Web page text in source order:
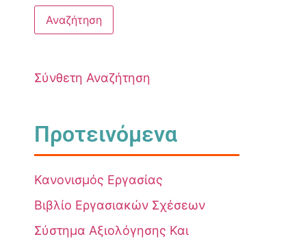
Σύνθετη Αναζήτηση
Προτεινόμενα
Κανονισμός Εργασίας
Βιβλίο Εργασιακών Σχέσεων
Σύστημα Αξιολόγησης Και